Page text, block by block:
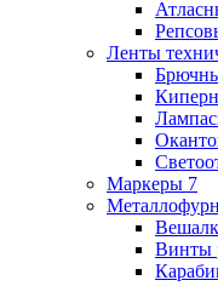
Ленты
Маркеры 7
Винты